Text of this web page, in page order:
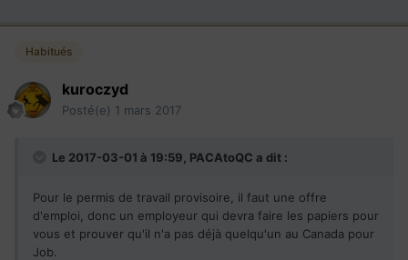
Habitués
kuroczyd
Posté(e) 1 mars 2017
Le 2017-03-01 à 19:59, PACAtoQC a dit :
Pour le permis de travail provisoire, il faut une offre
d'emploi, donc un employeur qui devra faire les papiers pour
vous et prouver qu'il n'a pas déjà quelqu'un au Canada pour
Job.